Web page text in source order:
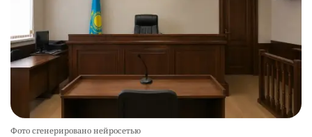
Фото сгенерировано нейросетью